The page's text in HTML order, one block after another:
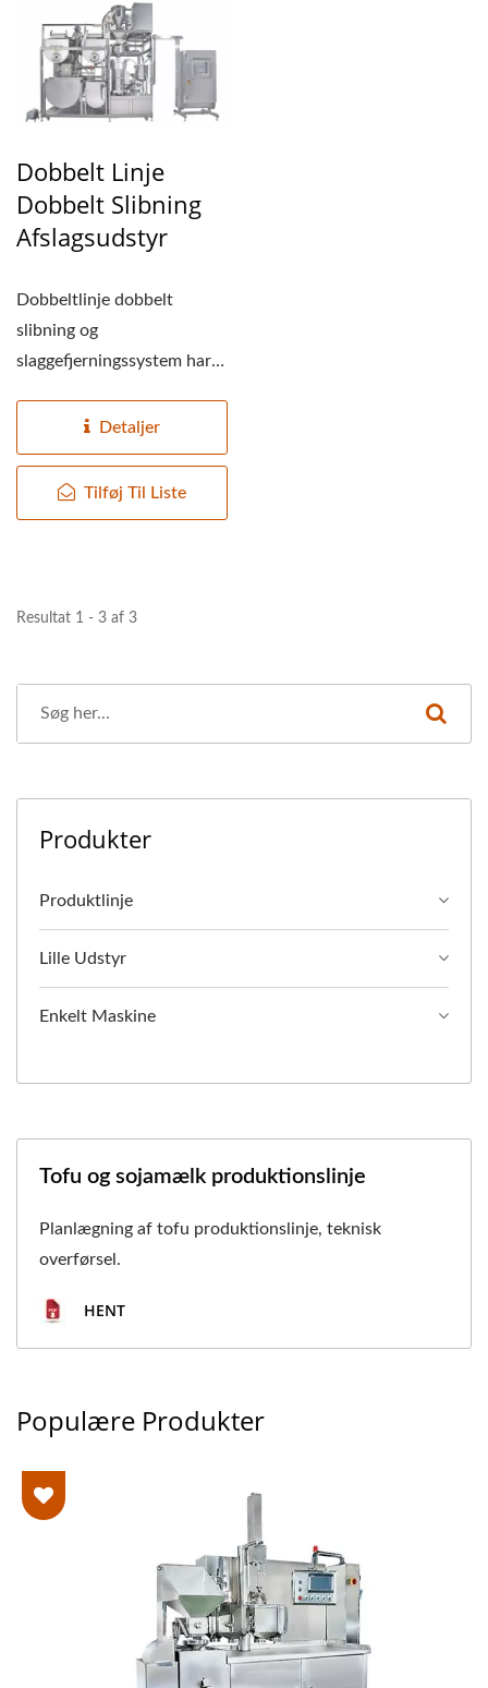
Dobbelt Linje
Dobbelt Slibning
Afslagsudstyr
Dobbeltlinje dobbelt
slibning og
slaggefjerningssystem har
slaggefjerningsmaskiner,...
Detaljer
Tilføj Til Liste
Resultat 1 - 3 af 3
Produkter
Produktlinje
Lille Udstyr
Enkelt Maskine
Tofu og sojamælk produktionslinje
Planlægning af tofu produktionslinje, teknisk
overførsel.
HENT
Populære Produkter